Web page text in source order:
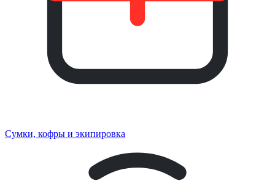
Сумки, кофры и экипировка